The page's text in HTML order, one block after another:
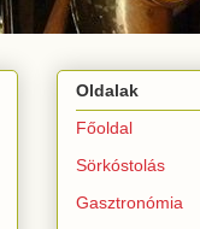
Oldalak
Főoldal
Sörkóstolás
Gasztronómia